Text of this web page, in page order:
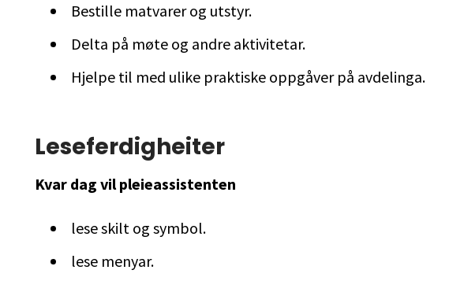
Bestille matvarer og utstyr.
Delta på møte og andre aktivitetar.
Hjelpe til med ulike praktiske oppgåver på avdelinga.
Leseferdigheiter
Kvar dag vil pleieassistenten
lese skilt og symbol.
lese menyar.